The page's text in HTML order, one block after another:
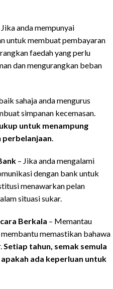
Jika anda mempunyai
untuk membuat pembayaran
faedah yang perlu
dan mengurangkan beban
sahaja anda mengurus
simpanan kecemasan.
untuk menampung
perbelanjaan
– Jika anda mengalami
dengan bank untuk
menawarkan pelan
situasi sukar.
Berkala – Memantau
memastikan bahawa
Setiap tahun, semak semula
ada keperluan untuk